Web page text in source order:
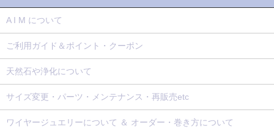
A I M について
ご利用ガイド＆ポイント・クーポン
天然石や浄化について
サイズ変更・パーツ・メンテナンス・再販売etc
ワイヤージュエリーについて ＆ オーダー・巻き方について